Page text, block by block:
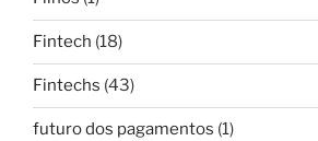
Fintech (18)
Fintechs (43)
futuro dos pagamentos (1)